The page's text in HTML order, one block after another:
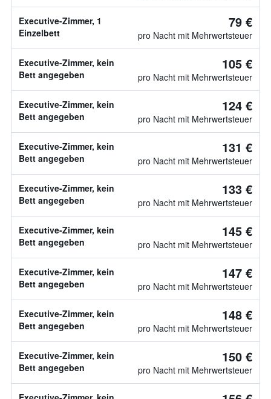
Executive-Zimmer, 1
Einzelbett
79 €
pro Nacht mit Mehrwertsteuer
Executive-Zimmer, kein
Bett angegeben
105 €
pro Nacht mit Mehrwertsteuer
Executive-Zimmer, kein
Bett angegeben
124 €
pro Nacht mit Mehrwertsteuer
Executive-Zimmer, kein
Bett angegeben
131 €
pro Nacht mit Mehrwertsteuer
Executive-Zimmer, kein
Bett angegeben
133 €
pro Nacht mit Mehrwertsteuer
Executive-Zimmer, kein
Bett angegeben
145 €
pro Nacht mit Mehrwertsteuer
Executive-Zimmer, kein
Bett angegeben
147 €
pro Nacht mit Mehrwertsteuer
Executive-Zimmer, kein
Bett angegeben
148 €
pro Nacht mit Mehrwertsteuer
Executive-Zimmer, kein
Bett angegeben
150 €
pro Nacht mit Mehrwertsteuer